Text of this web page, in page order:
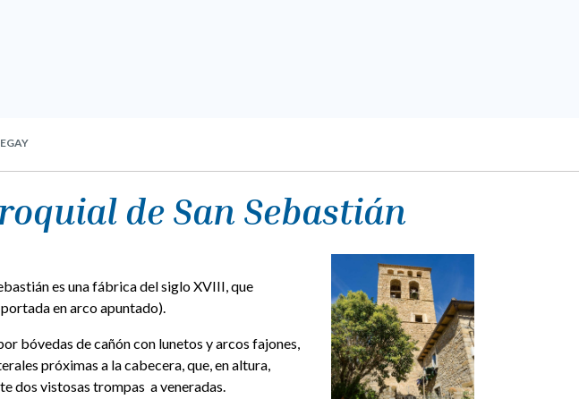
de San Sebastián
es una fábrica del siglo XVIII, que
en arco apuntado).
bóvedas de cañón con lunetos y arcos fajones,
próximas a la cabecera, que, en altura,
dos vistosas trompas a veneradas.